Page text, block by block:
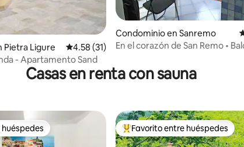
de 5; 3 evaluaciones
Pietra Ligure Calificación promedio: 4.58 de 5; 31
4.58 (31)
- Apartamento Sand
Condominio en Sanremo
En el corazón de San Remo •
Casas en renta con sauna
De los mejores en Favorito entre
Favorito entre huéspedes